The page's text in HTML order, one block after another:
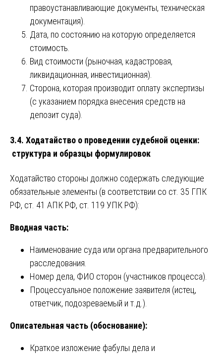
правоустанавливающие документы, техническая
документация).
Дата, по состоянию на которую определяется
стоимость.
Вид стоимости (рыночная, кадастровая,
ликвидационная, инвестиционная).
Сторона, которая производит оплату экспертизы
(с указанием порядка внесения средств на
депозит суда).
3.4. Ходатайство о проведении судебной оценки:
структура и образцы формулировок
Ходатайство стороны должно содержать следующие
обязательные элементы (в соответствии со ст. 35 ГПК
РФ, ст. 41 АПК РФ, ст. 119 УПК РФ):
Вводная часть:
Наименование суда или органа предварительного
расследования.
Номер дела, ФИО сторон (участников процесса).
Процессуальное положение заявителя (истец,
ответчик, подозреваемый и т.д.).
Описательная часть (обоснование):
Краткое изложение фабулы дела и